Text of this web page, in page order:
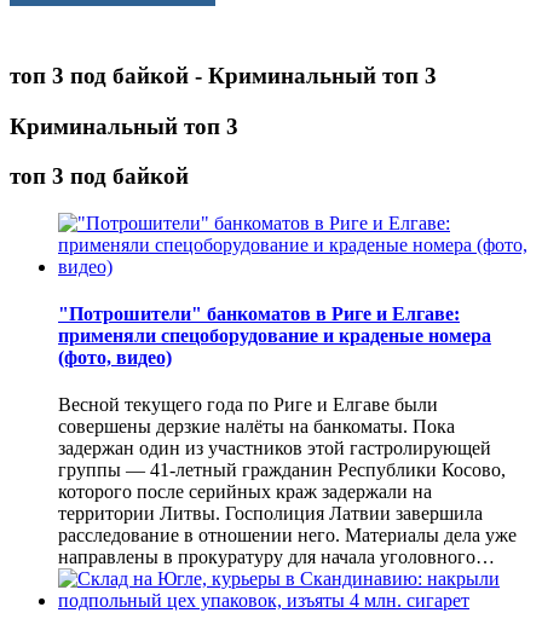
топ 3 под байкой - Криминальный топ 3
Криминальный топ 3
топ 3 под байкой
"Потрошители" банкоматов в Риге и Елгаве:
применяли спецоборудование и краденые номера
(фото, видео)
Весной текущего года по Риге и Елгаве были
совершены дерзкие налёты на банкоматы. Пока
задержан один из участников этой гастролирующей
группы — 41-летный гражданин Республики Косово,
которого после серийных краж задержали на
территории Литвы. Госполиция Латвии завершила
расследование в отношении него. Материалы дела уже
направлены в прокуратуру для начала уголовного…